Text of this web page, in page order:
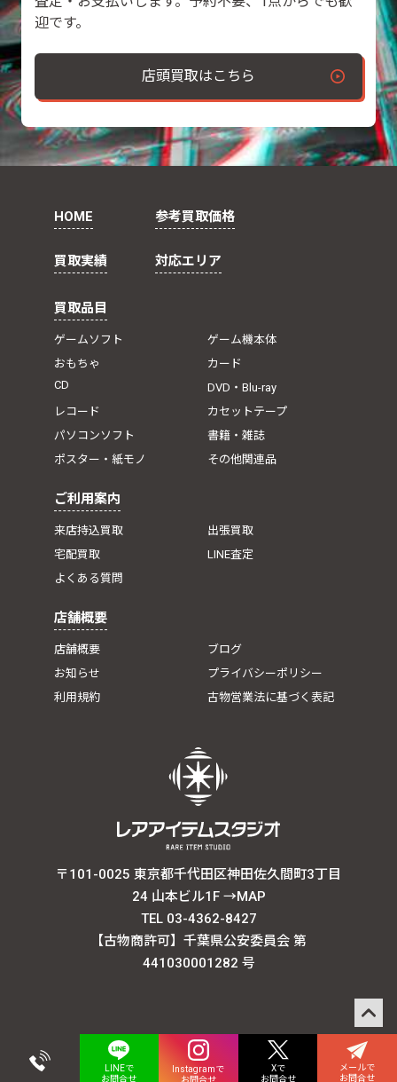
迎です。
店頭買取はこちら
HOME 参考買取価格
買取実績 対応エリア
買取品目
ゲームソフト
ゲーム機本体
おもちゃ
カード
CD
DVD・Blu-ray
レコード
カセットテープ
パソコンソフト
書籍・雑誌
ポスター・紙モノ
その他関連品
ご利用案内
来店持込買取
出張買取
宅配買取
LINE査定
よくある質問
店舗概要
店舗概要
ブログ
お知らせ
プライバシーポリシー
利用規約
古物営業法に基づく表記
〒101-0025 東京都千代田区神田佐久間町3丁目
24 山本ビル1F →MAP
TEL 03-4362-8427
【古物商許可】千葉県公安委員会 第
441030001282 号
LINEで
お問合せ
Instagramで
お問合せ
Xで
お問合せ
メールで
お問合せ